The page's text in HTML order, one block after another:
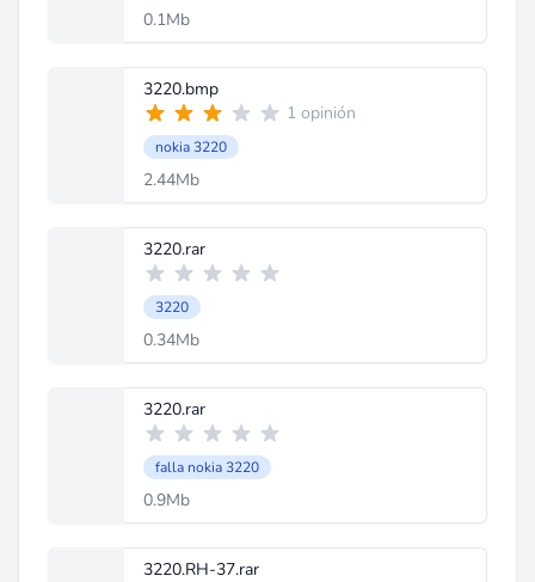
0.1Mb
3220.bmp
1 opinión
nokia 3220
2.44Mb
3220.rar
3220
0.34Mb
3220.rar
falla nokia 3220
0.9Mb
3220.RH-37.rar